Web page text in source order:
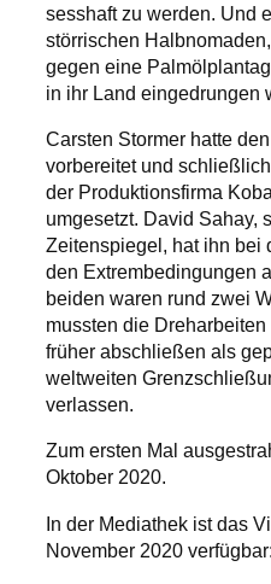
sesshaft zu werden. Und
störrischen
gegen eine
in ihr Land eingedrungen
Carsten Stormer hatte
vorbereitet und
der Produktionsfirma
umgesetzt. David Sahay,
Zeitenspiegel, hat ihn bei
den Extrembedingungen
beiden waren rund zwei
mussten die
früher abschließen als
weltweiten
verlassen.
Zum ersten Mal
Oktober 2020.
In der Mediathek ist das
November 2020 verfügbar: